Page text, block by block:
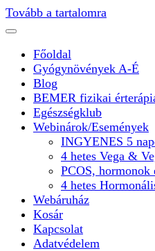
Tovább a tartalomra
Főoldal
Gyógynövények A-É
Blog
BEMER fizikai
Egészségklub
Webinárok/Események
INGYENES 5
4 hetes Vega &
PCOS, hormonok
4 hetes
Webáruház
Kosár
Kapcsolat
Adatvédelem